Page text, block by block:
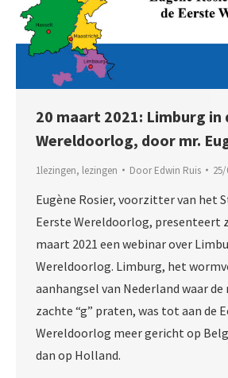
20 maart 2021: Limburg in
Wereldoorlog, door mr.
1lezingen, lezingen DoorEdwin Ruis
Eugène Rosier, voorzitter van het
Eerste Wereldoorlog, presenteert
maart 2021 een webinar over
Wereldoorlog. Limburg, het
aanhangsel van Nederland waar
zachte “g” praten, was tot aan de
Wereldoorlog meer gericht op
dan op Holland.